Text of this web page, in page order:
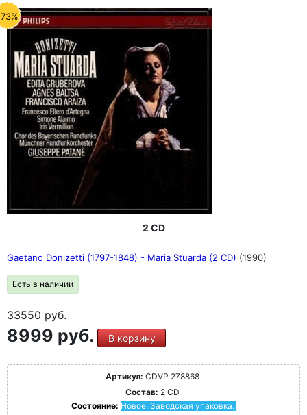
2 CD
Gaetano Donizetti (1797-1848) - Maria Stuarda (2 CD) (1990)
Есть в наличии
33550руб.
8999 руб. В корзину
Артикул: CDVP 278868
Состав: 2 CD
Состояние: Новое. Заводская упаковка.